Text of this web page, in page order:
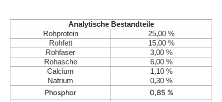
Analytische Bestandteile
Rohprotein
25,00 %
Rohfett
15,00 %
Rohfaser
3,00 %
Rohasche
6,00 %
Calcium
1,10 %
Natrium
0,30 %
Phosphor
0,85 %